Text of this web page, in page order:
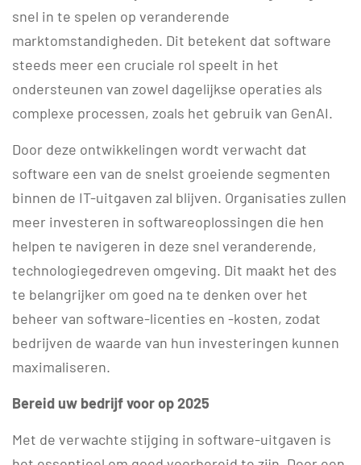
snel in te spelen op veranderende
marktomstandigheden. Dit betekent dat software
steeds meer een cruciale rol speelt in het
ondersteunen van zowel dagelijkse operaties als
complexe processen, zoals het gebruik van GenAI.
Door deze ontwikkelingen wordt verwacht dat
software een van de snelst groeiende segmenten
binnen de IT-uitgaven zal blijven. Organisaties zullen
meer investeren in softwareoplossingen die hen
helpen te navigeren in deze snel veranderende,
technologiegedreven omgeving. Dit maakt het des
te belangrijker om goed na te denken over het
beheer van software-licenties en -kosten, zodat
bedrijven de waarde van hun investeringen kunnen
maximaliseren.
Bereid uw bedrijf voor op 2025
Met de verwachte stijging in software-uitgaven is